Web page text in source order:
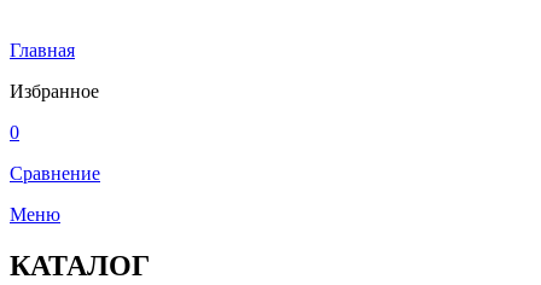
Главная
Избранное
0
Сравнение
Меню
КАТАЛОГ